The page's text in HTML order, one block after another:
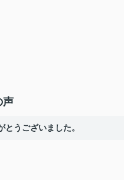
声
とうございました。